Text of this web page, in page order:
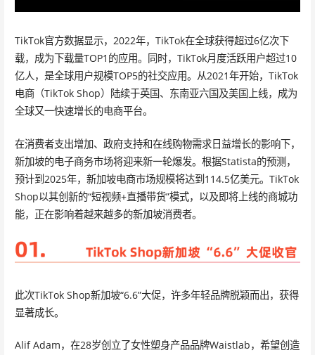
TikTok官方数据显示，2022年，TikTok在全球获得超过6亿次下
载，成为下载量TOP1的应用。同时，TikTok月度活跃用户超过10
亿人，是全球用户规模TOP5的社交应用。从2021年开始，TikTok
电商（TikTok Shop）陆续于英国、东南亚六国及美国上线，成为
全球又一快速增长的电商平台。
在消费者支出增加、政府支持和在线购物需求日益增长的影响下，
新加坡的电子商务市场将迎来新一轮爆发。根据Statista的预测，
预计到2025年，新加坡电商市场规模将达到114.5亿美元。TikTok
Shop以其创新的“短视频+直播带货”模式，以及即将上线的商城功
能，正在影响着越来越多的新加坡消费者。
此次TikTok Shop新加坡“6.6”大促，许多年轻品牌脱颖而出，获得
显著成长。
Alif Adam，在28岁创立了女性塑身产品品牌Waistlab，希望创造